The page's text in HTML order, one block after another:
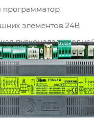
программатор
элементов 24В
пусконаладка